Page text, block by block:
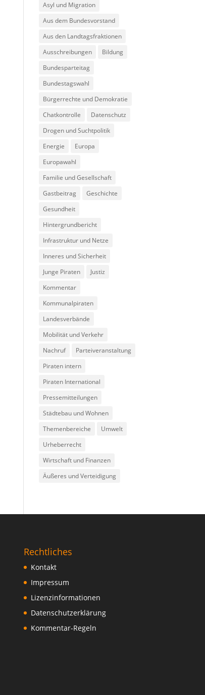
Asyl und Migration
Aus dem Bundesvorstand
Aus den Landtagsfraktionen
Ausschreibungen
Bildung
Bundesparteitag
Bundestagswahl
Bürgerrechte und Demokratie
Chatkontrolle
Datenschutz
Drogen und Suchtpolitik
Energie
Europa
Europawahl
Familie und Gesellschaft
Gastbeitrag
Geschichte
Gesundheit
Hintergrundbericht
Infrastruktur und Netze
Inneres und Sicherheit
Junge Piraten
Justiz
Kommentar
Kommunalpiraten
Landesverbände
Mobilität und Verkehr
Nachruf
Parteiveranstaltung
Piraten intern
Piraten International
Pressemitteilungen
Städtebau und Wohnen
Themenbereiche
Umwelt
Urheberrecht
Wirtschaft und Finanzen
Äußeres und Verteidigung
Rechtliches
Kontakt
Impressum
Lizenzinformationen
Datenschutzerklärung
Kommentar-Regeln